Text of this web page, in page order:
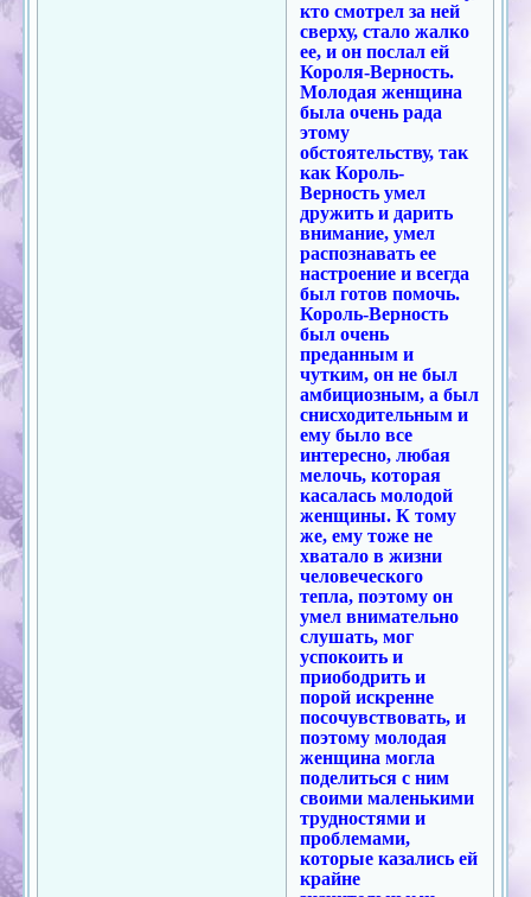
кто смотрел за ней
сверху, стало жалко
ее, и он послал ей
Короля-Верность.
Молодая женщина
была очень рада
этому
обстоятельству, так
как Король-
Верность умел
дружить и дарить
внимание, умел
распознавать ее
настроение и всегда
был готов помочь.
Король-Верность
был очень
преданным и
чутким, он не был
амбициозным, а был
снисходительным и
ему было все
интересно, любая
мелочь, которая
касалась молодой
женщины. К тому
же, ему тоже не
хватало в жизни
человеческого
тепла, поэтому он
умел внимательно
слушать, мог
успокоить и
приободрить и
порой искренне
посочувствовать, и
поэтому молодая
женщина могла
поделиться с ним
своими маленькими
трудностями и
проблемами,
которые казались ей
крайне